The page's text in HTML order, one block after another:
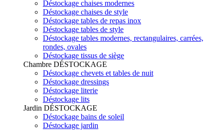
Déstockage chaises modernes
Déstockage chaises de style
Déstockage tables de repas inox
Déstockage tables de style
Déstockage tables modernes, rectangulaires, carrées,
rondes, ovales
Déstockage tissus de siège
Chambre DÉSTOCKAGE
Déstockage chevets et tables de nuit
Déstockage dressings
Déstockage literie
Déstockage lits
Jardin DÉSTOCKAGE
Déstockage bains de soleil
Déstockage jardin